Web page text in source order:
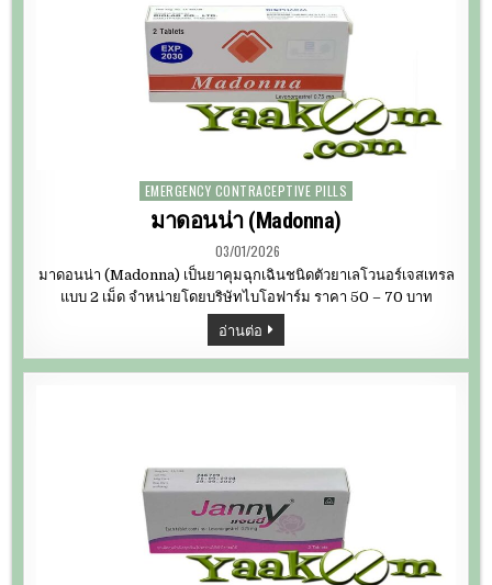
Posted
EMERGENCY CONTRACEPTIVE PILLS
มาดอนน่า (Madonna)
03/01/2026
มาดอนน่า (Madonna) เป็นยาคุมฉุกเฉินชนิดตัวยาเลโวนอร์เจสเทรล
แบบ 2 เม็ด จำหน่ายโดยบริษัทไบโอฟาร์ม ราคา 50 – 70 บาท
อ่านต่อ มา
ดอน
น่า
(MADONNA)